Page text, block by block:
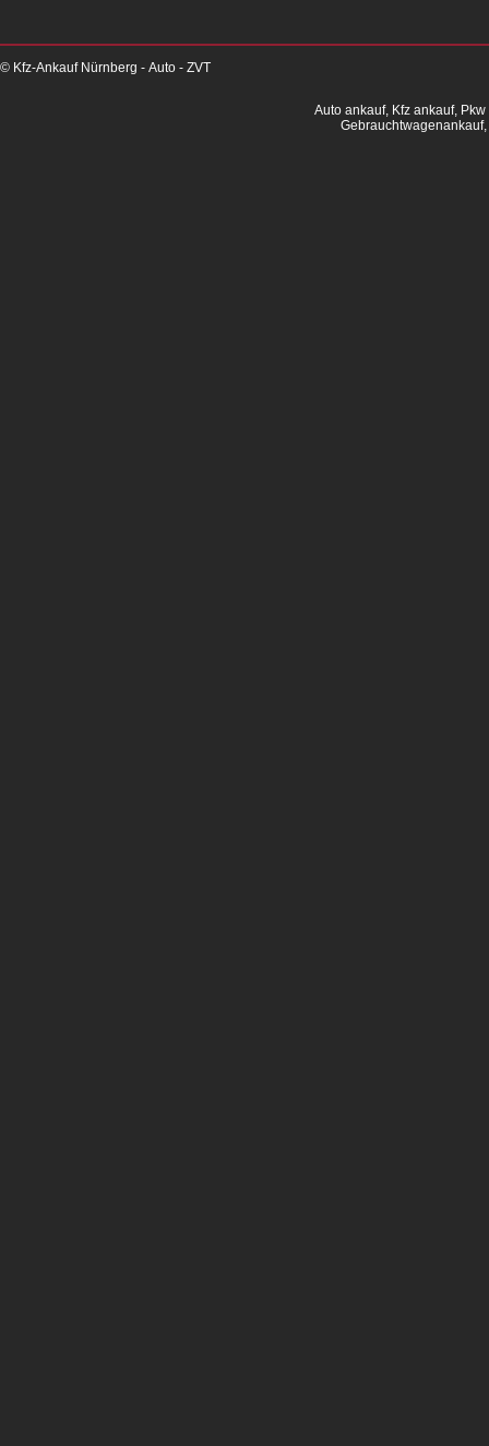
© Kfz-Ankauf Nürnberg - Auto - ZVT
Auto ankauf, Kfz ankauf,